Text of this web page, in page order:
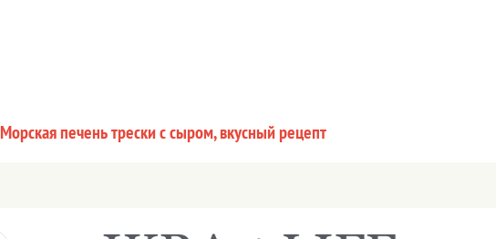
Морская печень трески с сыром, вкусный рецепт